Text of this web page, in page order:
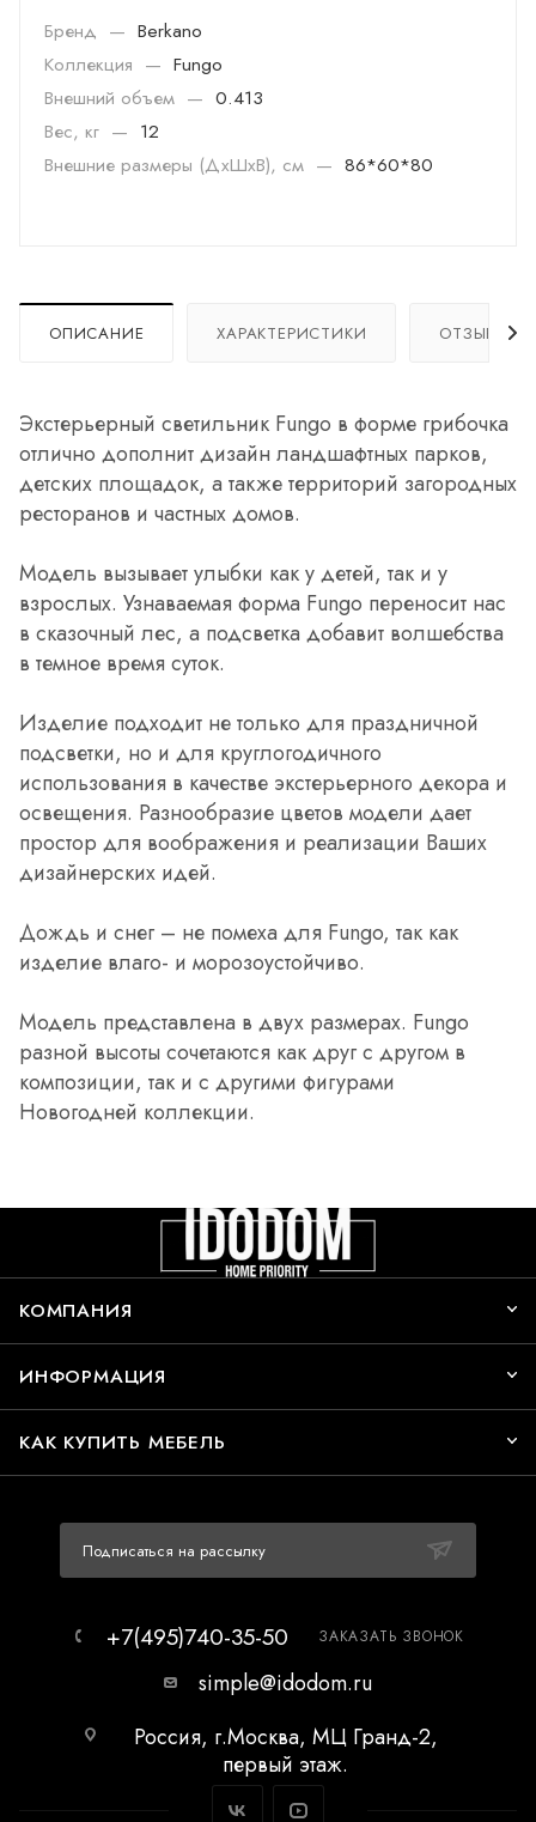
Бренд — Berkano
Коллекция — Fungo
Внешний объем — 0.413
Вес, кг — 12
Внешние размеры (ДхШхВ), см — 86*60*80
ОПИСАНИЕ ХАРАКТЕРИСТИКИ ОТЗЫВЫ
Экстерьерный светильник Fungo в форме грибочка
отлично дополнит дизайн ландшафтных парков,
детских площадок, а также территорий загородных
ресторанов и частных домов.
Модель вызывает улыбки как у детей, так и у
взрослых. Узнаваемая форма Fungo переносит нас
в сказочный лес, а подсветка добавит волшебства
в темное время суток.
Изделие подходит не только для праздничной
подсветки, но и для круглогодичного
использования в качестве экстерьерного декора и
освещения. Разнообразие цветов модели дает
простор для воображения и реализации Ваших
дизайнерских идей.
Дождь и снег – не помеха для Fungo, так как
изделие влаго- и морозоустойчиво.
Модель представлена в двух размерах. Fungo
разной высоты сочетаются как друг с другом в
композиции, так и с другими фигурами
Новогодней коллекции.
КОМПАНИЯ
ИНФОРМАЦИЯ
КАК КУПИТЬ МЕБЕЛЬ
Подписаться на рассылку
+7(495)740-35-50 ЗАКАЗАТЬ ЗВОНОК
simple@idodom.ru
Россия, г.Москва, МЦ Гранд-2,
первый этаж.